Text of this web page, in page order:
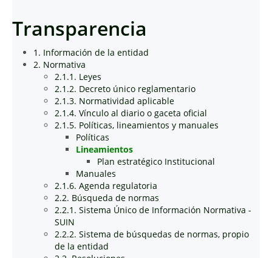
Transparencia
1. Información de la entidad
2. Normativa
2.1.1. Leyes
2.1.2. Decreto único reglamentario
2.1.3. Normatividad aplicable
2.1.4. Vínculo al diario o gaceta oficial
2.1.5. Políticas, lineamientos y manuales
Políticas
Lineamientos
Plan estratégico Institucional
Manuales
2.1.6. Agenda regulatoria
2.2. Búsqueda de normas
2.2.1. Sistema Único de Información Normativa -
SUIN
2.2.2. Sistema de búsquedas de normas, propio
de la entidad